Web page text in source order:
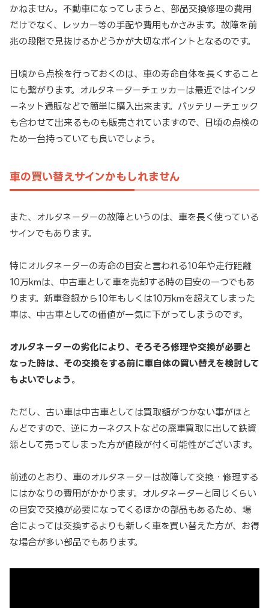
かねません。不動車になってしまうと、部品交換修理の費用
だけでなく、レッカー等の手配や費用もかさみます。故障を前
兆の段階で見抜けるかどうかが大切なポイントとなるのです。
日頃から点検を行っておくのは、車の寿命自体を長くすること
にも繋がります。オルタネーターチェッカーは最近ではインタ
ーネット通販などで簡単に購入出来ます。バッテリーチェック
も合わせて出来るものも販売されていますので、日頃の点検の
ため一台持っていても良いでしょう。
車の買い替えサインかもしれません
また、オルタネーターの故障というのは、車を長く使っている
サインでもあります。
特にオルタネーターの寿命の目安と言われる10年や走行距離
10万kmは、中古車として車を売却する時の目安の一つでもあ
ります。新車登録から10年もしくは10万kmを超えてしまった
車は、中古車としての価値が一気に下がってしまうのです。
オルタネーターの劣化により、そろそろ修理や交換が必要と
なった時は、その交換をする前に車自体の買い替えを検討して
もよいでしょう 。
ただし、古い車は中古車としては買取額がつかない事がほと
んどですので、逆にカーネクストなどの廃車買取に出して鉄資
源として売ってしまった方が値段が付く可能性がございます。
前述のとおり、車のオルタネーターは故障して交換・修理する
にはかなりの費用がかかります。オルタネーターと同じくらい
の目安で交換が必要になってくるほかの部品もあるため、場
合によっては交換するよりも新しく車を買い替えた方が、お得
な場合が多い部品でもあります。